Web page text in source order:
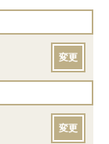
変更
変更